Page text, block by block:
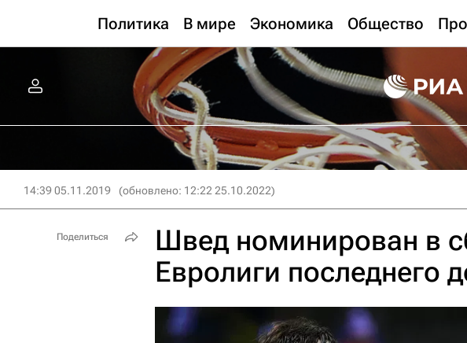
Политика В мире Экономика Общество
14:39 05.11.2019 (обновлено: 12:22 25.10.2022)
Швед номинирован в
Евролиги последнего
Поделиться